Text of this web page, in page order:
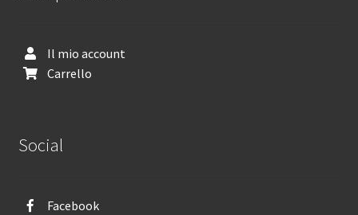
Il mio account
Carrello
Social
Facebook